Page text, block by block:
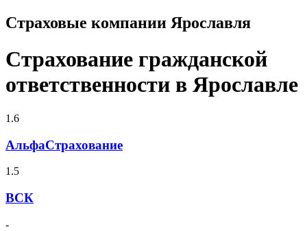
Страховые компании Ярославля
Страхование гражданской
ответственности в Ярославле
1.6
АльфаСтрахование
1.5
ВСК
-